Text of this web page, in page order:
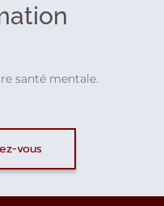
santé mentale.
vous